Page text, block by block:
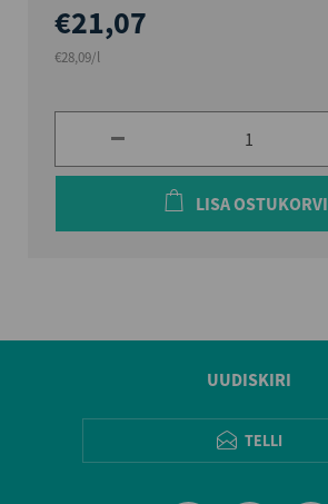
€21,07
€28,09/l
LISA OSTUKORVI
UUDISKIRI
TELLI